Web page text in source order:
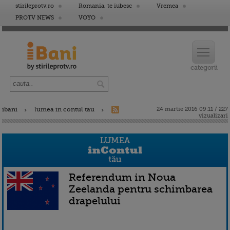
stirileprotv.ro Romania, te iubesc
Vremea
PROTV NEWS
VOYO
ibani lumea in contul tau
24 martie 2016 09:11 / 227
vizualizari
Referendum in Noua
Zeelanda pentru schimbarea
drapelului